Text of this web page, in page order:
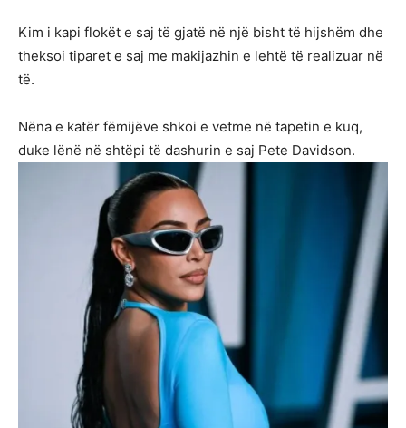
Kim i kapi flokët e saj të gjatë në një bisht të hijshëm dhe
theksoi tiparet e saj me makijazhin e lehtë të realizuar në
të.
Nëna e katër fëmijëve shkoi e vetme në tapetin e kuq,
duke lënë në shtëpi të dashurin e saj Pete Davidson.